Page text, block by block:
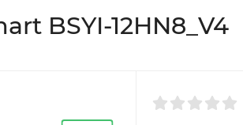
BSYI-12HN8_V4